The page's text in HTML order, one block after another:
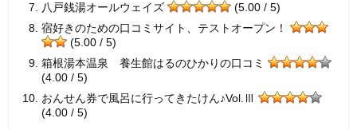
八戸銭湯オールウェイズ
(5.00 / 5)
宿好きのための口コミサイト、テストオープン！
(5.00 / 5)
箱根湯本温泉 養生館はるのひかりの口コミ
(4.00 / 5)
おんせん券で風呂に行ってきたけん♪Vol.Ⅲ
(4.00 / 5)